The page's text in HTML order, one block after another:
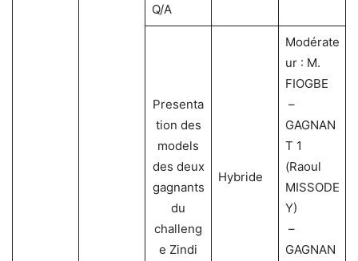
Q/A
Presenta
tion des
models
des deux
gagnants
du
challeng
e Zindi
Hybride
Modérate
ur : M.
FIOGBE
–
GAGNAN
T 1
(Raoul
MISSODE
Y)
–
GAGNAN